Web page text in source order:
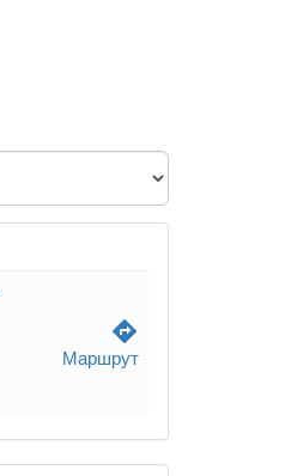
directions
Маршрут